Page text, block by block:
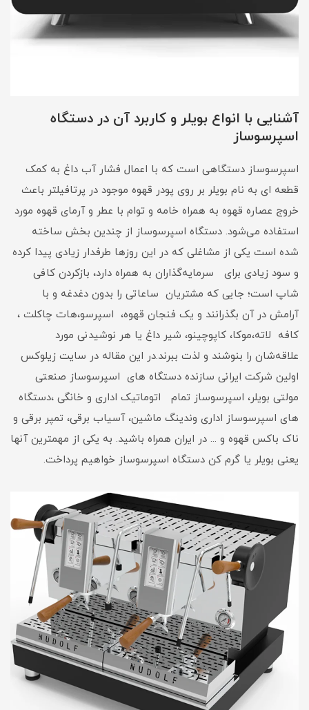
آشنایی با انواع بویلر و کاربرد آن در دستگاه
اسپرسوساز
اسپرسوساز دستگاهی است که با اعمال فشار آب داغ به کمک
قطعه ای به نام بویلر بر روی پودر قهوه موجود در پرتافیلتر باعث
خروج عصاره قهوه به همراه خامه و توام با عطر و آرمای قهوه مورد
استفاده می‌شود. دستگاه اسپرسوساز از چندین بخش ساخته
شده است یکی از مشاغلی که در این روزها طرفدار زیادی پیدا کرده
و سود زیادی برای سرمایه‌گذاران به همراه دارد، بازکردن کافی
شاپ است؛ جایی که مشتریان ساعاتی را بدون دغدغه و با
آرامش در آن بگذرانند و یک فنجان قهوه، اسپرسو،هات چاکلت ،
کافه لاته،موکا، کاپوچینو، شیر داغ یا هر نوشیدنی مورد
علاقه‌شان را بنوشند و لذت ببرند.در این مقاله در سایت زیلوکس
اولین شرکت ایرانی سازنده دستگاه های اسپرسوساز صنعتی
مولتی بویلر، اسپرسوساز تمام اتوماتیک اداری و خانگی ،دستگاه
های اسپرسوساز اداری وندینگ ماشین، آسیاب برقی، تمپر برقی و
ناک باکس قهوه و ... در ایران همراه باشید. به یکی از مهمترین آنها
یعنی بویلر یا گرم کن دستگاه اسپرسوساز خواهیم پرداخت.